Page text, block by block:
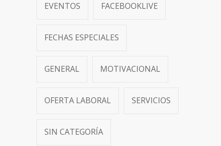
EVENTOS FACEBOOKLIVE
FECHAS ESPECIALES
GENERAL MOTIVACIONAL
OFERTA LABORAL SERVICIOS
SIN CATEGORÍA